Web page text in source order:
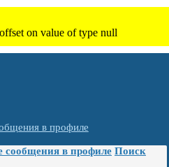
в профиле
сообщения в профиле Поиск